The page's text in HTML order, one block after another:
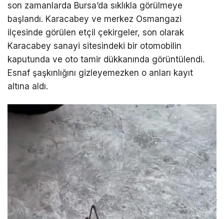
son zamanlarda Bursa’da sıklıkla görülmeye
başlandı. Karacabey ve merkez Osmangazi
ilçesinde görülen etçil çekirgeler, son olarak
Karacabey sanayi sitesindeki bir otomobilin
kaputunda ve oto tamir dükkanında görüntülendi.
Esnaf şaşkınlığını gizleyemezken o anları kayıt
altına aldı.